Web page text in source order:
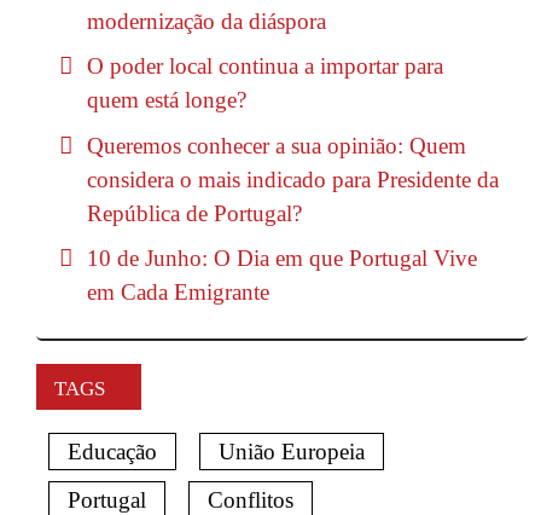
modernização da diáspora
O poder local continua a importar para
quem está longe?
Queremos conhecer a sua opinião: Quem
considera o mais indicado para Presidente da
República de Portugal?
10 de Junho: O Dia em que Portugal Vive
em Cada Emigrante
TAGS
Educação
União Europeia
Portugal
Conflitos